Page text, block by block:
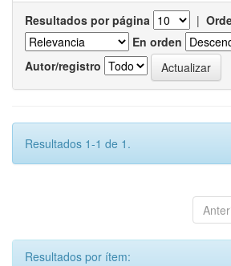
Resultados por página |
En orden
Autor/registro
Resultados 1-1 de 1.
Resultados por ítem: